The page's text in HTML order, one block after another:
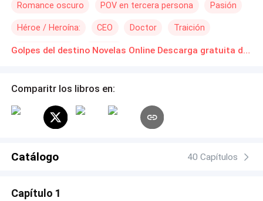
años, dedico mi vida a enseñar a los niños. Tras 3
con mi legado prevalecía. Estábamos listos para pasar a
la siguiente etapa de nuestras vidas, ambos añorando
inicio de la pesadilla. Mi vida cambió de blanco a negro
esa fatal enfermedad consumista que me robó la ilusión
de formar una familia, pensé que todo estaba perdido.
sobrevivir; acepté la posibilidad de un vientre en alquiler,
mes que pasaba. Me encontraba aislada, perdida; aún
Romance oscuro POV en tercera persona Pasión
Héroe / Heroína: CEO Doctor Traición
Amor Secreto Divorcio Golpes del destino Novelas Online Descarga gratuita de PDF
Comparitr los libros en:
Catálogo 40 Capítulos
Capítulo 1